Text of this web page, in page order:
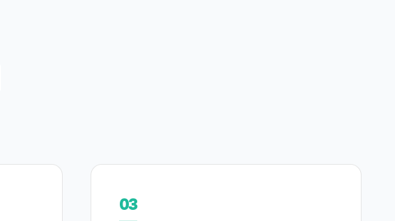
03